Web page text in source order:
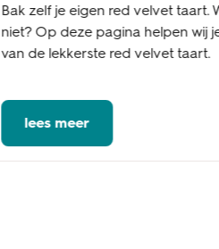
Bak zelf je eigen red velvet taart.
niet? Op deze pagina helpen wij
van de lekkerste red velvet taart.
lees meer